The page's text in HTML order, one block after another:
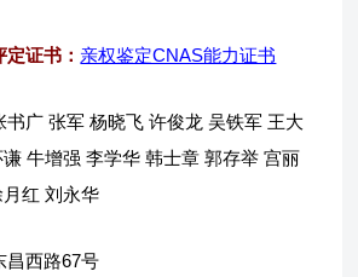
证书： 亲权鉴定CNAS能力证书
书广 张军 杨晓飞 许俊龙 吴铁军 王大
牛增强 李学华 韩士章 郭存举 宫丽
红 刘永华
昌西路67号